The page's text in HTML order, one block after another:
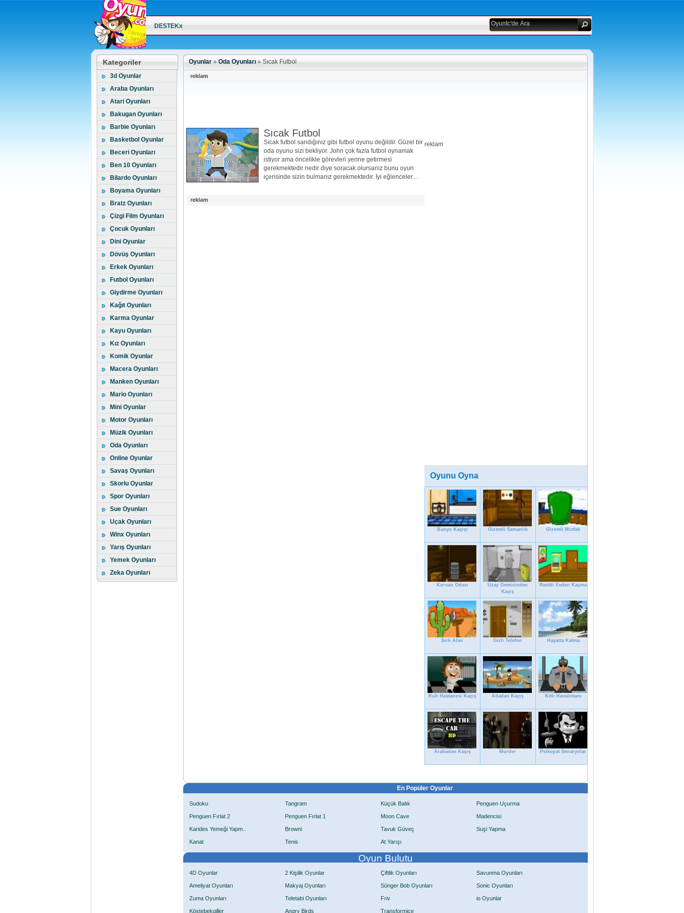
DESTEKx
Kategoriler
3d Oyunlar
Araba Oyunları
Atari Oyunları
Bakugan Oyunları
Barbie Oyunları
Basketbol Oyunlar
Beceri Oyunları
Ben 10 Oyunları
Bilardo Oyunları
Boyama Oyunları
Bratz Oyunları
Çizgi Film Oyunları
Çocuk Oyunları
Dini Oyunlar
Dövüş Oyunları
Erkek Oyunları
Futbol Oyunları
Giydirme Oyunları
Kağıt Oyunları
Karma Oyunlar
Kayu Oyunları
Kız Oyunları
Komik Oyunlar
Macera Oyunları
Manken Oyunları
Mario Oyunları
Mini Oyunlar
Motor Oyunları
Müzik Oyunları
Oda Oyunları
Online Oyunlar
Savaş Oyunları
Skorlu Oyunlar
Spor Oyunları
Sue Oyunları
Uçak Oyunları
Winx Oyunları
Yarış Oyunları
Yemek Oyunları
Zeka Oyunları
Oyunlar » Oda Oyunları »Sıcak Futbol
reklam
Sıcak Futbol
Sıcak futbol sandığınız gibi futbol oyunu değildir. Güzel bir
oda oyunu sizi bekliyor. John çok fazla futbol oynamak
istiyor ama öncelikle görevleri yerine getirmesi
gerekmektedir nedir diye soracak olursanız bunu oyun
içerisinde sizin bulmanız gerekmektedir. İyi eğlenceler…
reklam
reklam
Oyunu Oyna
Banyo Kaçışı Gizemli Samanlık Gizemli Mutfak
Korsan Odası
Uzay Gemisinden
Kaçış
Renkli Evden Kaçma
Sırlı Alan Gizli Telefon Hayatta Kalma
Ruh Hastanesi Kaçış Adadan Kaçış Kitli Havalimanı
Arabadan Kaçış Murder Psikopat Senaryolar
En Popüler Oyunlar
Sudoku Tangram Küçük Balık Penguen Uçurma
Penguen Fırlat 2 Penguen Fırlat 1 Moon Cave Madencisi
Karides Yemeği Yapm.. Browni Tavuk Güveç Suşi Yapma
Kanat Tenis At Yarışı
Oyun Bulutu
4D Oyunlar 2 Kişilik Oyunlar Çiftlik Oyunları Savunma Oyunları
Ameliyat Oyunları Makyaj Oyunları Sünger Bob Oyunları Sonic Oyunları
Zuma Oyunları Teletabi Oyunları Friv io Oyunlar
Köstebekgiller Angry Birds Transformice